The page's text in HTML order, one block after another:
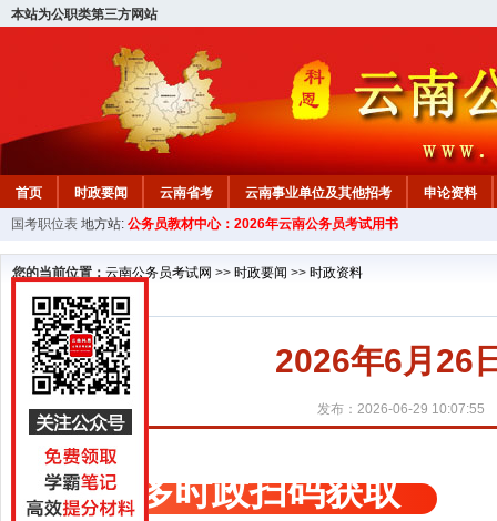
本站为公职类第三方网站
首页 时政要闻 云南省考 云南事业单位及其他招考
申论资料
国考职位表 地方站: 公务员教材中心：2026年云南公务员考试用书
您的当前位置： 云南公务员考试网 >> 时政要闻 >> 时政资料
2026年6月26
发布：2026-06-29 10:07:55
更多时政扫码获取